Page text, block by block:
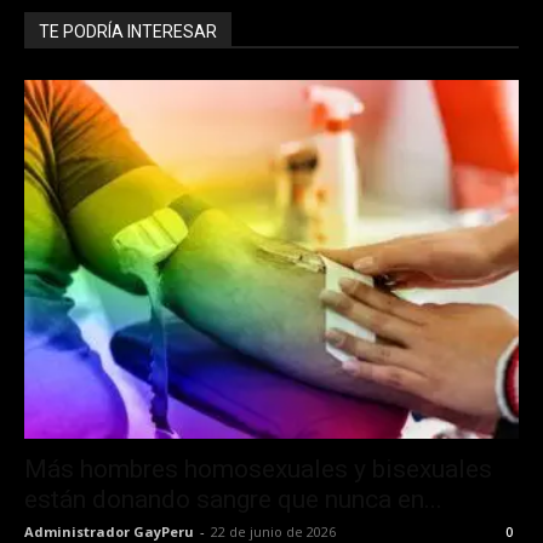
TE PODRÍA INTERESAR
Administrador GayPeru - 22 de junio de 2026 0